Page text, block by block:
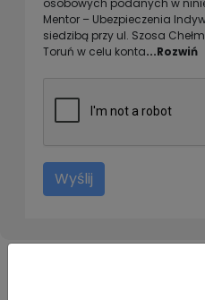
Mentor – Ubezpieczenia
siedzibą przy ul. Szosa
Toruń w celu konta...Rozwiń
Wyślij